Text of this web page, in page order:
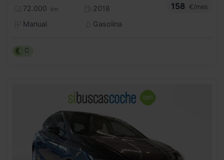
72.000 km
2018
Manual
Gasolina
158
€/mes
C